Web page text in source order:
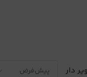
دار